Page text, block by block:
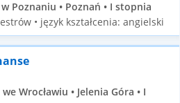
Poznaniu • Poznań • I stopnia
• język kształcenia: angielski
Wrocławiu • Jelenia Góra • I